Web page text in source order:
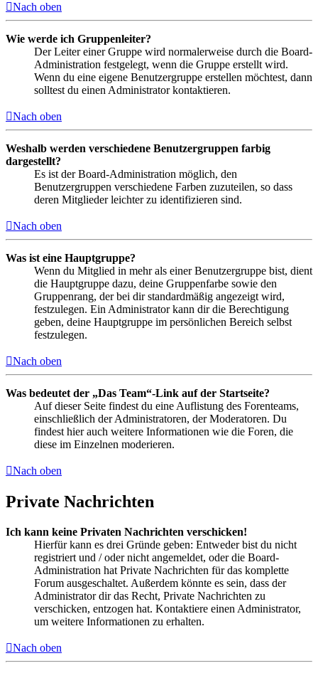
Nach oben
Wie werde ich Gruppenleiter?
Der Leiter einer Gruppe wird normalerweise durch die Board-
Administration festgelegt, wenn die Gruppe erstellt wird.
Wenn du eine eigene Benutzergruppe erstellen möchtest, dann
solltest du einen Administrator kontaktieren.
Nach oben
Weshalb werden verschiedene Benutzergruppen farbig
dargestellt?
Es ist der Board-Administration möglich, den
Benutzergruppen verschiedene Farben zuzuteilen, so dass
deren Mitglieder leichter zu identifizieren sind.
Nach oben
Was ist eine Hauptgruppe?
Wenn du Mitglied in mehr als einer Benutzergruppe bist, dient
die Hauptgruppe dazu, deine Gruppenfarbe sowie den
Gruppenrang, der bei dir standardmäßig angezeigt wird,
festzulegen. Ein Administrator kann dir die Berechtigung
geben, deine Hauptgruppe im persönlichen Bereich selbst
festzulegen.
Nach oben
Was bedeutet der „Das Team“-Link auf der Startseite?
Auf dieser Seite findest du eine Auflistung des Forenteams,
einschließlich der Administratoren, der Moderatoren. Du
findest hier auch weitere Informationen wie die Foren, die
diese im Einzelnen moderieren.
Nach oben
Private Nachrichten
Ich kann keine Privaten Nachrichten verschicken!
Hierfür kann es drei Gründe geben: Entweder bist du nicht
registriert und / oder nicht angemeldet, oder die Board-
Administration hat Private Nachrichten für das komplette
Forum ausgeschaltet. Außerdem könnte es sein, dass der
Administrator dir das Recht, Private Nachrichten zu
verschicken, entzogen hat. Kontaktiere einen Administrator,
um weitere Informationen zu erhalten.
Nach oben